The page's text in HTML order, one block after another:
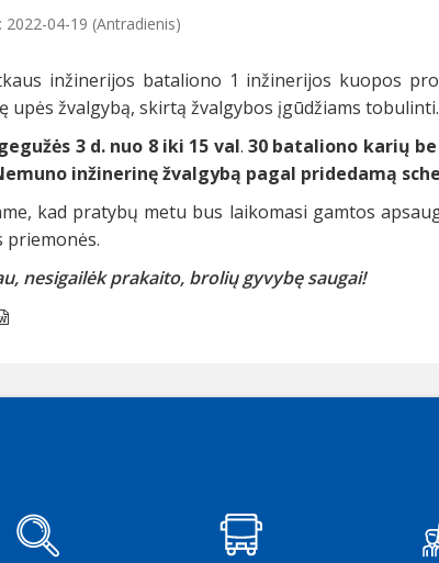
2022-04-19 (Antradienis)
inžinerijos bataliono 1 inžinerijos kuopos
upės žvalgybą, skirtą žvalgybos įgūdžiams tobulinti.
3 d. nuo 8 iki 15 val. 30 bataliono karių
inžinerinę žvalgybą pagal pridedamą
kad pratybų metu bus laikomasi gamtos
priemonės.
nesigailėk prakaito, brolių gyvybę saugai!